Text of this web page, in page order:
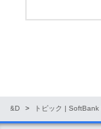
R&D トピック | SoftBank